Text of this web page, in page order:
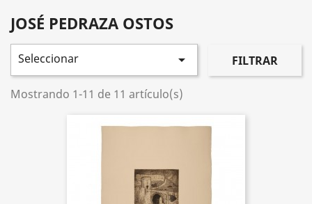
JOSÉ PEDRAZA OSTOS
Seleccionar  FILTRAR
Mostrando 1-11 de 11 artículo(s)